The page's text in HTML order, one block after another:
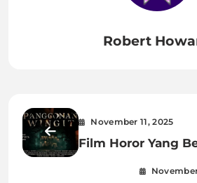
Robert
November 11, 2025
Film Horor Yang